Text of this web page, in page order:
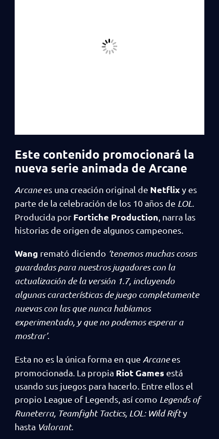
Este contenido promocionará la
nueva serie animada de Arcane
Arcanees una creación original de Netflixy es
parte de la celebración de los 10 años de LOL
Producida por Fortiche Production , narra las
historias de origen de algunos campeones.
Wang remató diciendo ‘tenemos muchas cosas
guardadas para nuestros jugadores con la
actualización de la versión 1.7, incluyendo
algunas características de juego completamente
nuevas con las que nunca habíamos
experimentado, y que no podemos esperar a
mostrar’.
Esta no es la única forma en que Arcanees
promocionada. La propia Riot Games está
usando sus juegos para hacerlo. Entre ellos el
propio League of Legends, así como Legends of
Runeterra, Teamfight Tactics, LOL: Wild Rifty
hasta Valorant.